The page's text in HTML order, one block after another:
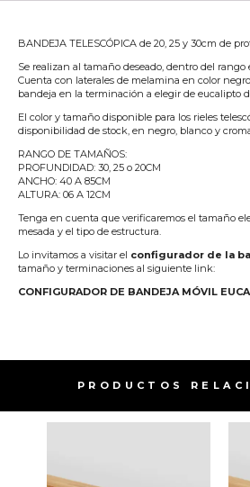
BANDEJA TELESCÓPICA de 20, 25 y 30cm de
Se realizan al tamaño deseado, dentro del rango
Cuenta con laterales de melamina en color
bandeja en la terminación a elegir de eucalipto
El color y tamaño disponible para los rieles
disponibilidad de stock, en negro, blanco y
RANGO DE TAMAÑOS:
PROFUNDIDAD: 30, 25 o 20CM
ANCHO: 40 A 85CM
ALTURA: 06 A 12CM
Tenga en cuenta que verificaremos el tamaño
mesada y el tipo de estructura.
Lo invitamos a visitar el configurador de la
tamaño y terminaciones al siguiente link:
CONFIGURADOR DE BANDEJA MÓVIL
PRODUCTOS